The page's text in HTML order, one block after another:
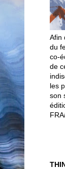
Afin
du
co-
de
les
son